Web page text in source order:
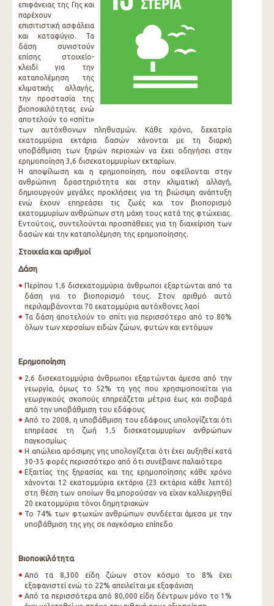
επιφάνειας της Γης και
παρέχουν
επισιτιστική ασφάλεια
και καταφύγιο. Τα
δάση συνιστούν
επίσης στοιχείο-
κλειδί για την
καταπολέμηση της
κλιματικής αλλαγής,
την προστασία της
βιοποικιλότητας ενώ
αποτελούν το «σπίτι»
των αυτόχθονων πληθυσμών. Κάθε χρόνο, δεκατρία
εκατομμύρια εκτάρια δασών χάνονται με τη διαρκή
υποβάθμιση των ξηρών περιοχών να έχει οδηγήσει στην
ερημοποίηση 3,6 δισεκατομμυρίων εκταρίων.
Η αποψίλωση και η ερημοποίηση, που οφείλονται στην
ανθρώπινη δραστηριότητα και στην κλιματική αλλαγή,
δημιουργούν μεγάλες προκλήσεις για τη βιώσιμη ανάπτυξη
ενώ έχουν επηρεάσει τις ζωές και τον βιοπορισμό
εκατομμυρίων ανθρώπων στη μάχη τους κατά της φτώχειας.
Εντούτοις, συντελούνται προσπάθειες για τη διαχείριση των
δασών και την καταπολέμηση της ερημοποίησης.
Στοιχεία και αριθμοί
Δάση
Περίπου 1,6 δισεκατομμύρια άνθρωποι εξαρτώνται από τα
δάση για το βιοπορισμό τους. Στον αριθμό αυτό
περιλαμβάνονται 70 εκατομμύρια αυτόχθονες λαοί
Τα δάση αποτελούν το σπίτι για περισσότερο από το 80%
όλων των χερσαίων ειδών ζώων, φυτών και εντόμων
Ερημοποίηση
2,6 δισεκατομμύρια άνθρωποι εξαρτώνται άμεσα από την
γεωργία, όμως το 52% τη γης που χρησιμοποιείται για
γεωργικούς σκοπούς επηρεάζεται μέτρια έως και σοβαρά
από την υποβάθμιση του εδάφους
Από το 2008, η υποβάθμιση του εδάφους υπολογίζεται ότι
επηρέασε τη ζωή 1,5 δισεκατομμυρίων ανθρώπων
παγκοσμίως
Η απώλεια αρόσιμης γης υπολογίζεται ότι έχει αυξηθεί κατά
30-35 φορές περισσότερο από ότι συνέβαινε παλαιότερα
Εξαιτίας της ξηρασίας και της ερημοποίησης κάθε χρόνο
χάνονται 12 εκατομμύρια εκτάρια (23 εκτάρια κάθε λεπτό)
στη θέση των οποίων θα μπορούσαν να είχαν καλλιεργηθεί
20 εκατομμύρια τόνοι δημητριακών
Το 74% των φτωχών ανθρώπων συνδέεται άμεσα με την
υποβάθμιση της γης σε παγκόσμιο επίπεδο
Βιοποικιλότητα
Από τα 8,300 είδη ζώων στον κόσμο το 8% έχει
εξαφανιστεί ενώ το 22% απειλείται με εξαφάνιση
Από τα περισσότερα από 80,000 είδη δέντρων μόνο το 1%